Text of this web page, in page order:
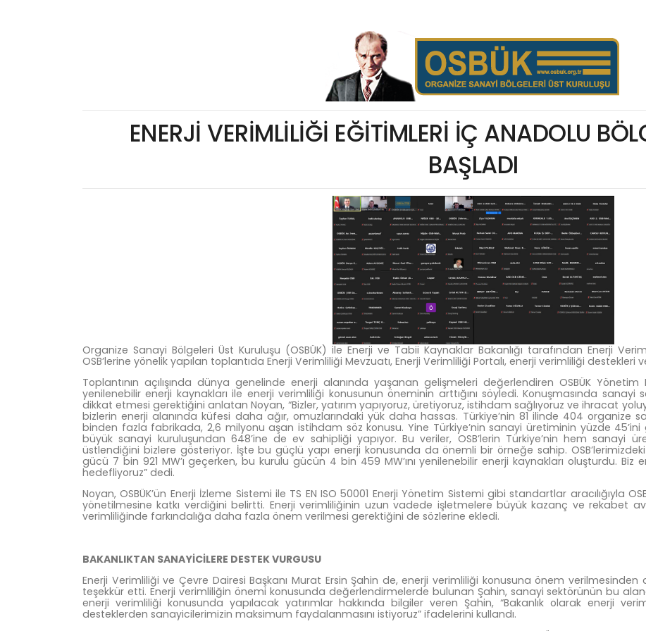
ENERJİ VERİMLİLİĞİ EĞİTİMLERİ İÇ ANADOLU
BAŞLADI
Organize Sanayi Bölgeleri Üst Kuruluşu (OSBÜK) ile Enerji ve Tabii Kaynaklar Bakanlığı tarafından Enerji
OSB’lerine yönelik yapılan toplantıda Enerji Verimliliği Mevzuatı, Enerji Verimliliği Portalı, enerji verimliliği destekleri
Toplantının açılışında dünya genelinde enerji alanında yaşanan gelişmeleri değerlendiren OSBÜK
yenilenebilir enerji kaynakları ile enerji verimliliği konusunun öneminin arttığını söyledi. Konuşmasında
dikkat etmesi gerektiğini anlatan Noyan, “Bizler, yatırım yapıyoruz, üretiyoruz, istihdam sağlıyoruz ve ihracat
bizlerin enerji alanında küfesi daha ağır, omuzlarındaki yük daha hassas. Türkiye’nin 81 ilinde 404 organize
binden fazla fabrikada, 2,6 milyonu aşan istihdam söz konusu. Yine Türkiye’nin sanayi üretiminin yüzde 45’ini
büyük sanayi kuruluşundan 648’ine de ev sahipliği yapıyor. Bu veriler, OSB’lerin Türkiye’nin hem sanayi
üstlendiğini bizlere gösteriyor. İşte bu güçlü yapı enerji konusunda da önemli bir örneğe sahip.
gücü 7 bin 921 MW’ı geçerken, bu kurulu gücün 4 bin 459 MW’ını yenilenebilir enerji kaynakları oluşturdu.
hedefliyoruz” dedi.
Noyan, OSBÜK’ün Enerji İzleme Sistemi ile TS EN ISO 50001 Enerji Yönetim Sistemi gibi standartlar aracılığıyla
yönetilmesine katkı verdiğini belirtti. Enerji verimliliğinin uzun vadede işletmelere büyük kazanç ve rekabet
verimliliğinde farkındalığa daha fazla önem verilmesi gerektiğini de sözlerine ekledi.
BAKANLIKTAN SANAYİCİLERE DESTEK VURGUSU
Enerji Verimliliği ve Çevre Dairesi Başkanı Murat Ersin Şahin de, enerji verimliliği konusuna önem verilmesinden
teşekkür etti. Enerji verimliliğin önemi konusunda değerlendirmelerde bulunan Şahin, sanayi sektörünün bu
enerji verimliliği konusunda yapılacak yatırımlar hakkında bilgiler veren Şahin, “Bakanlık olarak enerji
desteklerden sanayicilerimizin maksimum faydalanmasını istiyoruz” ifadelerini kullandı.